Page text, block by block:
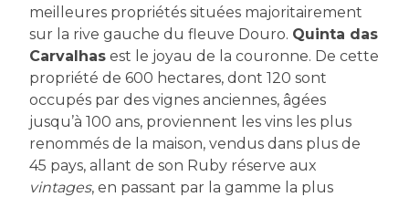
meilleures propriétés situées majoritairement
sur la rive gauche du fleuve Douro. Quinta das
Carvalhas est le joyau de la couronne. De cette
propriété de 600 hectares, dont 120 sont
occupés par des vignes anciennes, âgées
jusqu’à 100 ans, proviennent les vins les plus
renommés de la maison, vendus dans plus de
45 pays, allant de son Ruby réserve aux
vintages, en passant par la gamme la plus